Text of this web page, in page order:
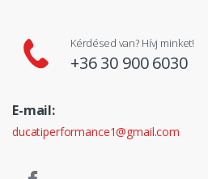
Kérdésed van? Hívj minket!
+36 30 900 6030
E-mail:
ducatiperformance1@gmail.com